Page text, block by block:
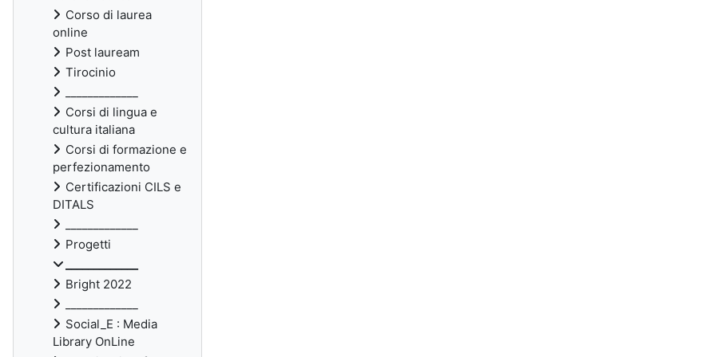
Corso di laurea
online
Post lauream
Tirocinio
Corsi di lingua e
cultura italiana
Corsi di formazione e
perfezionamento
Certificazioni CILS e
DITALS
Progetti
Bright 2022
Social_E : Media
Library OnLine